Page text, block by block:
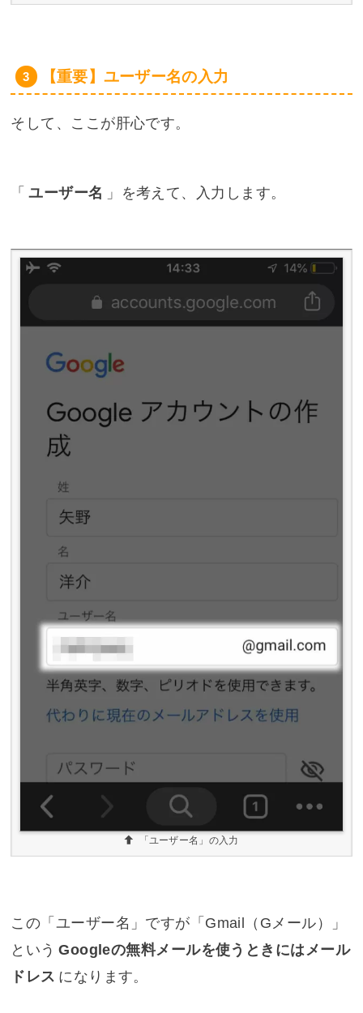
【重要】ユーザー名の入力
そして、ここが肝心です。
「 ユーザー名 」を考えて、入力します。
「ユーザー名」の入力
この「ユーザー名」ですが「Gmail（Gメール）」
という Googleの無料メールを使うときにはメール
ドレス になります。